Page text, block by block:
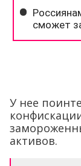
У нее
активов.